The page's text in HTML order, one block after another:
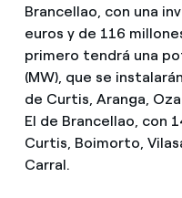
Brancellao, con una
euros y de 116
primero tendrá una
(MW), que se
de Curtis, Aranga,
El de Brancellao, con
Curtis, Boimorto,
Carral.